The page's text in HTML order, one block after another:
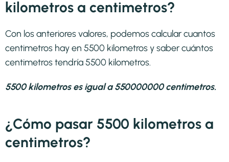
kilometros a centimetros?
Con los anteriores valores, podemos calcular cuantos
centimetros hay en 5500 kilometros y saber cuántos
centimetros tendría 5500 kilometros.
5500 kilometros es igual a 550000000 centimetros.
¿Cómo pasar 5500 kilometros a
centimetros?